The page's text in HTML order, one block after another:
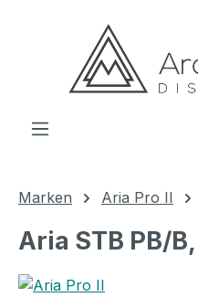
Zum Hauptinhalt springen
Marken Aria Pro II
Aria STB PB/